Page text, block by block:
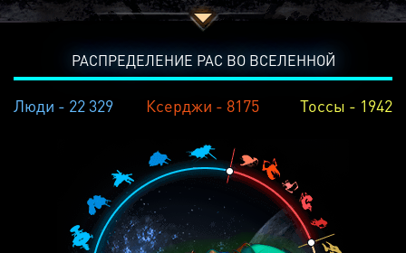
РАСПРЕДЕЛЕНИЕ РАС ВО ВСЕЛЕННОЙ
Люди - 22 329 Ксерджи - 8175 Тоссы - 1942